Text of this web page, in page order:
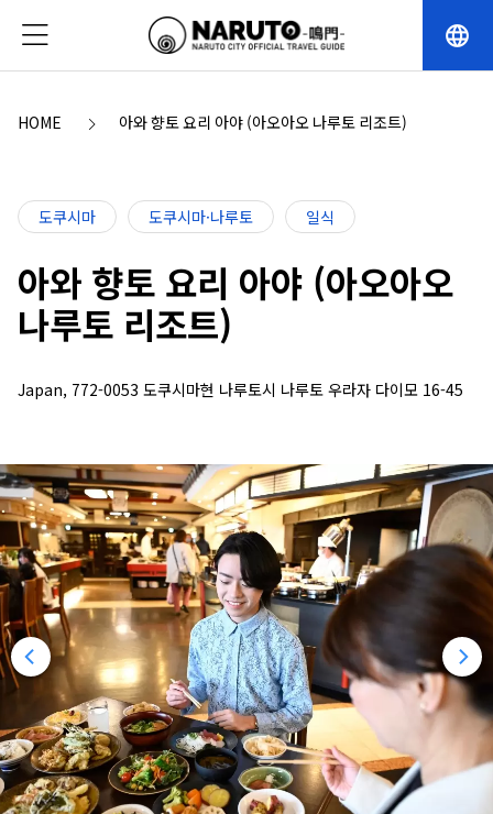
language
HOME 아와 향토 요리 아야 (아오아오 나루토 리조트)
도쿠시마 도쿠시마·나루토 일식
아와 향토 요리 아야 (아오아오
나루토 리조트)
Japan, 772-0053 도쿠시마현 나루토시 나루토 우라자 다이모 16-45